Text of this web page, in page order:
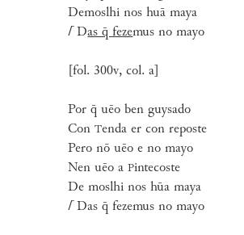
Demoslhi nos huā maya
⌈ Das q̄ fezemus no mayo
[fol. 300v, col. a]
Por q̄ uēo ben guysado
ConTenda er con reposte
Pero nō uēo e no mayo
Nen uēo aPintecoste
De moslhi nos hūa maya
⌈ Das q̄ fezemus no mayo